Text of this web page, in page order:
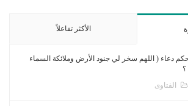
الأكثر تفاعلاً
دعاء ( اللهم سخر لي جنود الأرض وملائكة السماء
الفتاوى